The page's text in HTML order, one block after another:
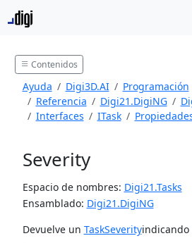
Contenidos
Ayuda Digi3D.AI Programación
Referencia
Digi21.DigiNG
Interfaces
ITask
Severity
Espacio de nombres: Digi21.Tasks
Ensamblado: Digi21.DigiNG
Devuelve un TaskSeverityindicando